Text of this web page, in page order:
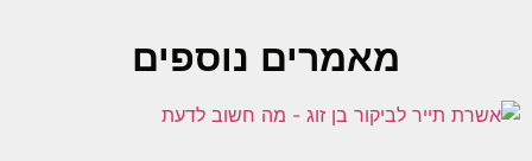
מאמרים נוספים